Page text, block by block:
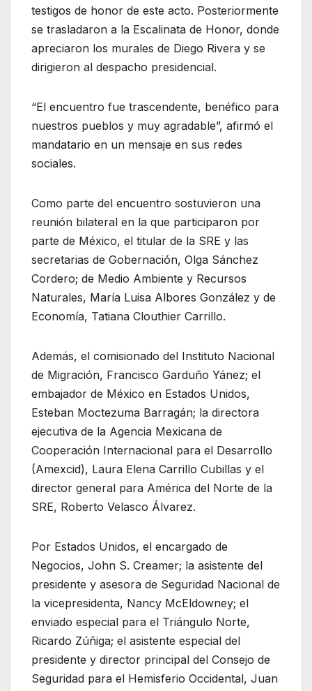
testigos de honor de este acto. Posteriormente
se trasladaron a la Escalinata de Honor, donde
apreciaron los murales de Diego Rivera y se
dirigieron al despacho presidencial.
“El encuentro fue trascendente, benéfico para
nuestros pueblos y muy agradable”, afirmó el
mandatario en un mensaje en sus redes
sociales.
Como parte del encuentro sostuvieron una
reunión bilateral en la que participaron por
parte de México, el titular de la SRE y las
secretarias de Gobernación, Olga Sánchez
Cordero; de Medio Ambiente y Recursos
Naturales, María Luisa Albores González y de
Economía, Tatiana Clouthier Carrillo.
Además, el comisionado del Instituto Nacional
de Migración, Francisco Garduño Yánez; el
embajador de México en Estados Unidos,
Esteban Moctezuma Barragán; la directora
ejecutiva de la Agencia Mexicana de
Cooperación Internacional para el Desarrollo
(Amexcid), Laura Elena Carrillo Cubillas y el
director general para América del Norte de la
SRE, Roberto Velasco Álvarez.
Por Estados Unidos, el encargado de
Negocios, John S. Creamer; la asistente del
presidente y asesora de Seguridad Nacional de
la vicepresidenta, Nancy McEldowney; el
enviado especial para el Triángulo Norte,
Ricardo Zúñiga; el asistente especial del
presidente y director principal del Consejo de
Seguridad para el Hemisferio Occidental, Juan